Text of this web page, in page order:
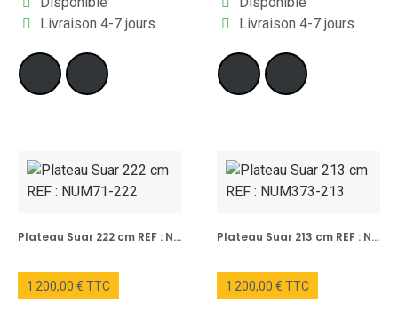
Livraison 4-7 jours
Livraison 4-7 jours
Plateau Suar 222 cm REF : NUM71-222
1 200,00 € TTC
Plateau Suar 213 cm REF : NUM373-213
1 200,00 € TTC